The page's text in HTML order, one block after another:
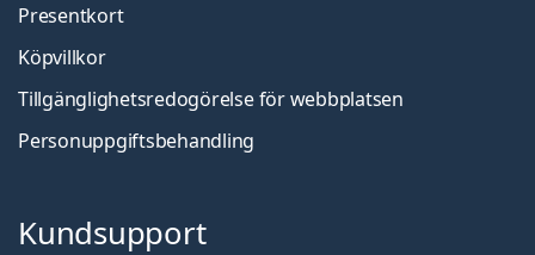
Presentkort
Köpvillkor
Tillgänglighetsredogörelse för webbplatsen
Personuppgiftsbehandling
Kundsupport